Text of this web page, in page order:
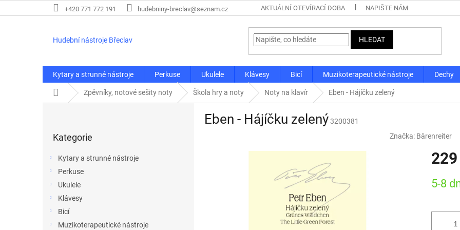
na
+420 771 772 191 hudebniny-breclav@seznam.cz AKTUÁLNÍ OTEVÍRACÍ DOBA NAPIŠTE NÁM
Hudební nástroje Břeclav HLEDAT
Kytary a strunné nástroje Perkuse Ukulele Klávesy Bicí Muzikoterapeutické nástroje Dechy
Domů Zpěvníky, notové sešity noty Škola hry a noty Noty na klavír Eben - Hájíčku zelený
kategorie
Kategorie
Kytary a strunné nástroje
Perkuse
Ukulele
Klávesy
Bicí
Muzikoterapeutické nástroje
Eben - Hájíčku zelený3200381
Značka: Bärenreiter
cena:
5-8